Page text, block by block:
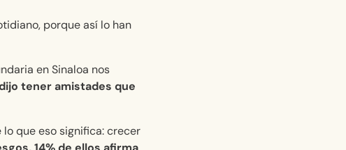
porque así lo han
en Sinaloa nos
tener amistades que
lo que eso significa: crecer